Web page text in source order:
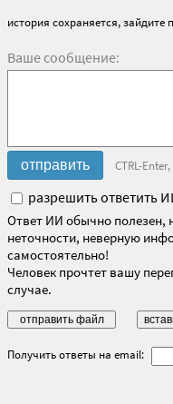
история сохраняется, зайдите
Ваше сообщение:
CTRL-
разрешить ответить
Ответ ИИ обычно полезен,
неточности, неверную
самостоятельно!
Человек прочтет вашу
случае.
Получить ответы на email: